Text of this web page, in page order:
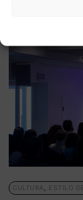
CULTURA , ESTILO